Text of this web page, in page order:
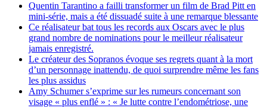
Quentin Tarantino a failli transformer un film de Brad Pitt en
mini-série, mais a été dissuadé suite à une remarque blessante
Ce réalisateur bat tous les records aux Oscars avec le plus
grand nombre de nominations pour le meilleur réalisateur
jamais enregistré.
Le créateur des Sopranos évoque ses regrets quant à la mort
d’un personnage inattendu, de quoi surprendre même les fans
les plus assidus
Amy Schumer s’exprime sur les rumeurs concernant son
visage « plus enflé » : « Je lutte contre l’endométriose, une